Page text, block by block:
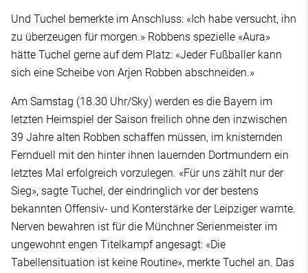
Und Tuchel bemerkte im Anschluss: «Ich habe versucht, ihn
zu überzeugen für morgen.» Robbens spezielle «Aura»
hätte Tuchel gerne auf dem Platz: «Jeder Fußballer kann
sich eine Scheibe von Arjen Robben abschneiden.»
Am Samstag (18.30 Uhr/Sky) werden es die Bayern im
letzten Heimspiel der Saison freilich ohne den inzwischen
39 Jahre alten Robben schaffen müssen, im knisternden
Fernduell mit den hinter ihnen lauernden Dortmundern ein
letztes Mal erfolgreich vorzulegen. «Für uns zählt nur der
Sieg», sagte Tuchel, der eindringlich vor der bestens
bekannten Offensiv- und Konterstärke der Leipziger warnte.
Nerven bewahren ist für die Münchner Serienmeister im
ungewohnt engen Titelkampf angesagt: «Die
Tabellensituation ist keine Routine», merkte Tuchel an. Das